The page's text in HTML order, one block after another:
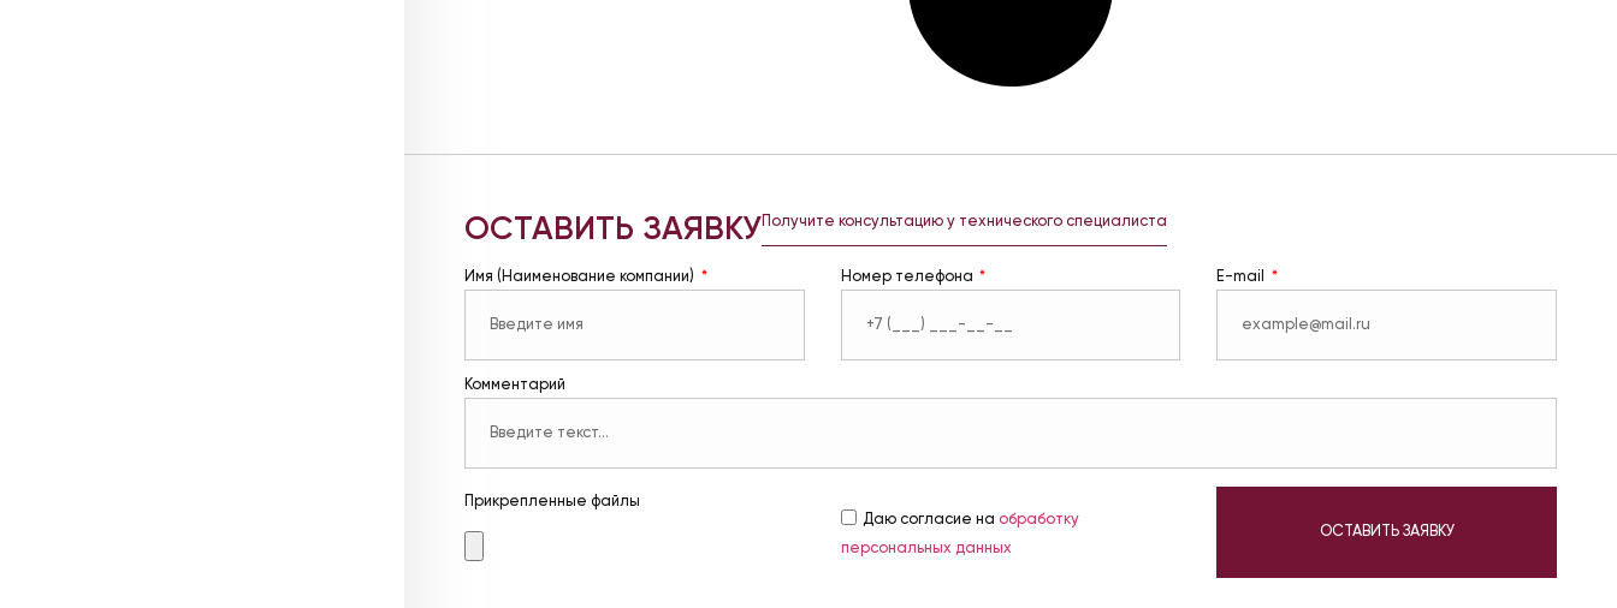
ОСТАВИТЬ ЗАЯВКУПолучите консультацию у технического специалиста
Имя (Наименование компании) Номер телефона E-mail
Комментарий
Прикрепленные файлы
Даю согласие на обработку
персональных данных
ОСТАВИТЬ ЗАЯВКУ